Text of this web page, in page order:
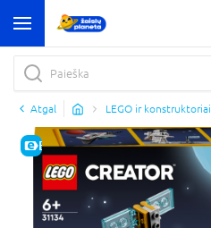
Atgal LEGO ir konstruktoriai
E-KAINA